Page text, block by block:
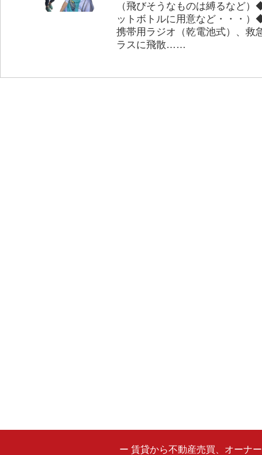
（飛びそうなものは縛るなど
ットボトルに用意など・・・
携帯用ラジオ（乾電池式）、
ラスに飛散……
ー 賃貸から不動産売買、オーナ